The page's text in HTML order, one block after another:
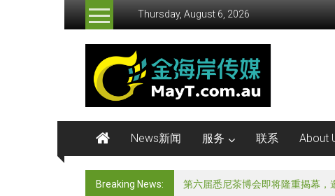
Thursday, August 6, 2026
金
海
岸
传
媒
MayMedia
News新闻 服务 联系 About
Breaking News: 《非诚勿扰》澳洲专场发布会就在